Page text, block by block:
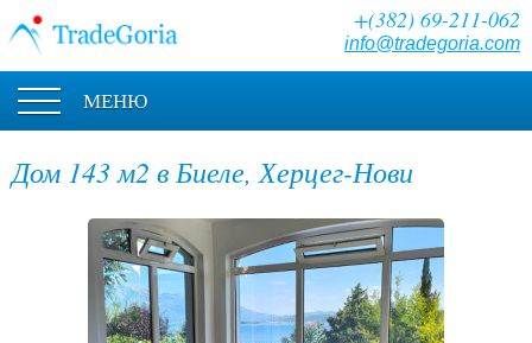
+(382) 69-211-062
info@tradegoria.com
МЕНЮ
Дом 143 м2 в Биеле, Херцег-Нови